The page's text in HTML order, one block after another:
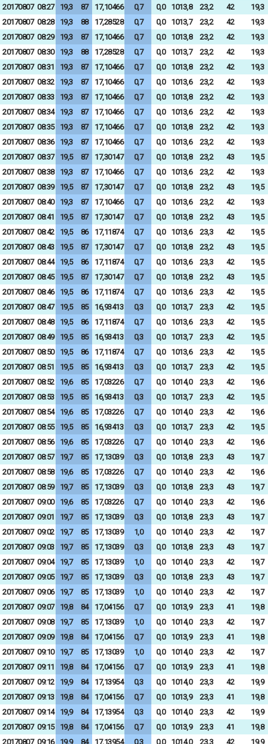
20170807 08:27 19,3 87 17,10466 0,7 0,0 1013,8 23,2 42
19,3
20170807 08:28 19,3 88 17,28528 0,7 0,0 1013,7 23,2 42
19,3
20170807 08:29 19,3 87 17,10466 0,7 0,0 1013,8 23,2 42
19,3
20170807 08:30 19,3 88 17,28528 0,7 0,0 1013,7 23,2 42
19,3
20170807 08:31 19,3 87 17,10466 0,7 0,0 1013,8 23,2 42
19,3
20170807 08:32 19,3 87 17,10466 0,7 0,0 1013,6 23,2 42
19,3
20170807 08:33 19,3 87 17,10466 0,7 0,0 1013,8 23,2 42
19,3
20170807 08:34 19,3 87 17,10466 0,7 0,0 1013,6 23,2 42
19,3
20170807 08:35 19,3 87 17,10466 0,7 0,0 1013,8 23,2 42
19,3
20170807 08:36 19,3 87 17,10466 0,7 0,0 1013,6 23,2 42
19,3
20170807 08:37 19,5 87 17,30147 0,7 0,0 1013,8 23,2 43
19,5
20170807 08:38 19,3 87 17,10466 0,7 0,0 1013,6 23,2 42
19,3
20170807 08:39 19,5 87 17,30147 0,7 0,0 1013,8 23,2 43
19,5
20170807 08:40 19,3 87 17,10466 0,7 0,0 1013,6 23,2 42
19,3
20170807 08:41 19,5 87 17,30147 0,7 0,0 1013,8 23,2 43
19,5
20170807 08:42 19,5 86 17,11874 0,7 0,0 1013,6 23,3 42
19,5
20170807 08:43 19,5 87 17,30147 0,7 0,0 1013,8 23,2 43
19,5
20170807 08:44 19,5 86 17,11874 0,7 0,0 1013,6 23,3 42
19,5
20170807 08:45 19,5 87 17,30147 0,7 0,0 1013,8 23,2 43
19,5
20170807 08:46 19,5 86 17,11874 0,7 0,0 1013,6 23,3 42
19,5
20170807 08:47 19,5 85 16,93413 0,3 0,0 1013,7 23,3 42
19,5
20170807 08:48 19,5 86 17,11874 0,7 0,0 1013,6 23,3 42
19,5
20170807 08:49 19,5 85 16,93413 0,3 0,0 1013,7 23,3 42
19,5
20170807 08:50 19,5 86 17,11874 0,7 0,0 1013,6 23,3 42
19,5
20170807 08:51 19,5 85 16,93413 0,3 0,0 1013,7 23,3 42
19,5
20170807 08:52 19,6 85 17,03226 0,7 0,0 1014,0 23,3 42
19,6
20170807 08:53 19,5 85 16,93413 0,3 0,0 1013,7 23,3 42
19,5
20170807 08:54 19,6 85 17,03226 0,7 0,0 1014,0 23,3 42
19,6
20170807 08:55 19,5 85 16,93413 0,3 0,0 1013,7 23,3 42
19,5
20170807 08:56 19,6 85 17,03226 0,7 0,0 1014,0 23,3 42
19,6
20170807 08:57 19,7 85 17,13039 0,3 0,0 1013,8 23,3 43
19,7
20170807 08:58 19,6 85 17,03226 0,7 0,0 1014,0 23,3 42
19,6
20170807 08:59 19,7 85 17,13039 0,3 0,0 1013,8 23,3 43
19,7
20170807 09:00 19,6 85 17,03226 0,7 0,0 1014,0 23,3 42
19,6
20170807 09:01 19,7 85 17,13039 0,3 0,0 1013,8 23,3 43
19,7
20170807 09:02 19,7 85 17,13039 1,0 0,0 1014,0 23,3 42
19,7
20170807 09:03 19,7 85 17,13039 0,3 0,0 1013,8 23,3 43
19,7
20170807 09:04 19,7 85 17,13039 1,0 0,0 1014,0 23,3 42
19,7
20170807 09:05 19,7 85 17,13039 0,3 0,0 1013,8 23,3 43
19,7
20170807 09:06 19,7 85 17,13039 1,0 0,0 1014,0 23,3 42
19,7
20170807 09:07 19,8 84 17,04156 0,7 0,0 1013,9 23,3 41
19,8
20170807 09:08 19,7 85 17,13039 1,0 0,0 1014,0 23,3 42
19,7
20170807 09:09 19,8 84 17,04156 0,7 0,0 1013,9 23,3 41
19,8
20170807 09:10 19,7 85 17,13039 1,0 0,0 1014,0 23,3 42
19,7
20170807 09:11 19,8 84 17,04156 0,7 0,0 1013,9 23,3 41
19,8
20170807 09:12 19,9 84 17,13954 0,3 0,0 1014,0 23,3 42
19,9
20170807 09:13 19,8 84 17,04156 0,7 0,0 1013,9 23,3 41
19,8
20170807 09:14 19,9 84 17,13954 0,3 0,0 1014,0 23,3 42
19,9
20170807 09:15 19,8 84 17,04156 0,7 0,0 1013,9 23,3 41
19,8
20170807 09:16 19,9 84 17,13954 0,3 0,0 1014,0 23,3 42 19,9